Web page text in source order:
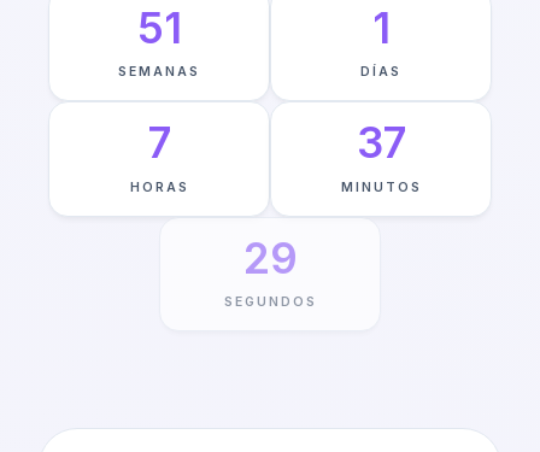
51
SEMANAS
1
DÍAS
7
HORAS
37
MINUTOS
28
SEGUNDOS